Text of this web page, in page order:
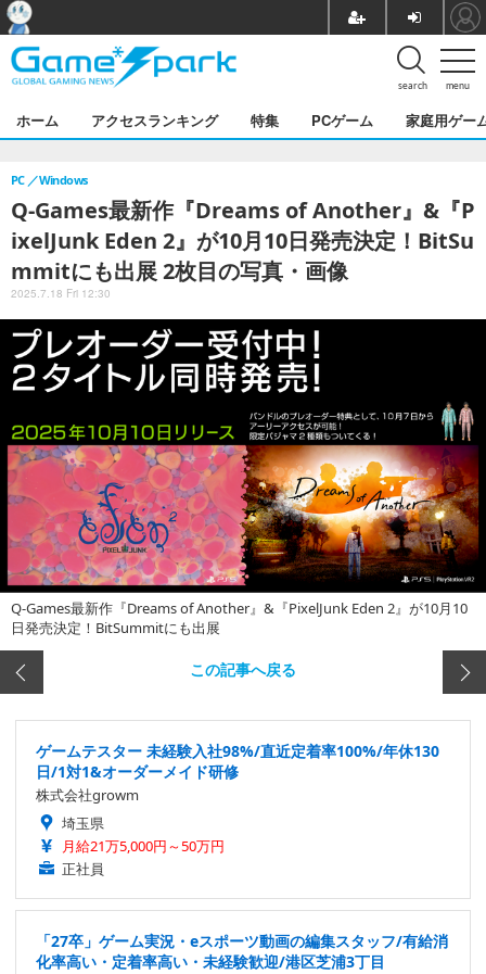
menu
search
ホーム アクセスランキング 特集 PCゲーム 家庭用ゲー
Q-Games最新作『Dreams of Another』&『P
ixelJunk Eden 2』が10月10日発売決定！BitSu
mmitにも出展 2枚目の写真・画像
PC Windows
2025.7.18 Fri 12:30
Q-Games最新作『Dreams of Another』&『PixelJunk Eden 2』が10月10
日発売決定！BitSummitにも出展
この記事へ戻る
ゲームテスター 未経験入社98%/直近定着率100%/年休130
日/1対1&オーダーメイド研修
株式会社growm
埼玉県
月給21万5,000円～50万円
正社員
「27卒」ゲーム実況・eスポーツ動画の編集スタッフ/有給消
化率高い・定着率高い・未経験歓迎/港区芝浦3丁目